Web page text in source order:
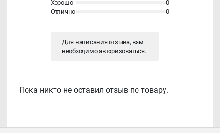
Пока никто не оставил отзыв по товару.
Хорошо
0
Отлично
0
Для написания отзыва, вам
необходимоавторизоваться.